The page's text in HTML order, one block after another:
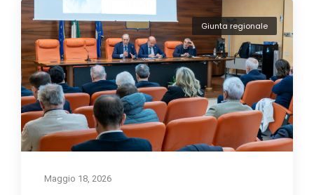
Giunta regionale
Maggio 18, 2026